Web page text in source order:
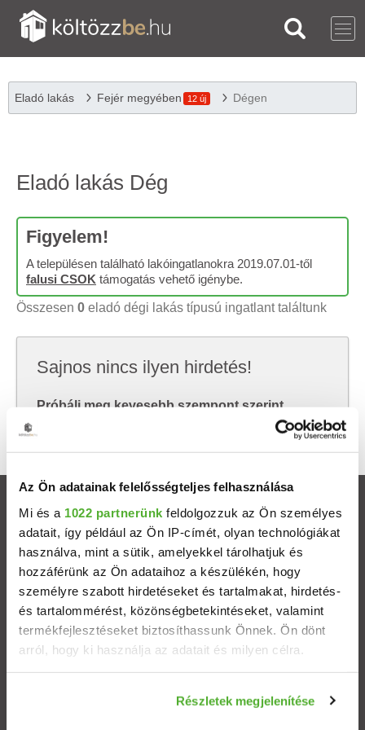
Az Ön adatainak felelősségteljes felhasználása
Mi és a 1022 partnerünk feldolgozzuk az Ön személyes
adatait, így például az Ön IP-címét, olyan technológiákat
használva, mint a sütik, amelyekkel tárolhatjuk és
hozzáférünk az Ön adataihoz a készülékén, hogy
személyre szabott hirdetéseket és tartalmakat, hirdetés-
és tartalommérést, közönségbetekintéseket, valamint
termékfejlesztéseket biztosíthassunk Önnek. Ön dönt
arról, hogy ki használja az adatait és milyen célra.
Információgyűjtés az Ön földrajzi elhelyezkedéséről
Részletek megjelenítése
Eladó lakás Fejér megyében 12 új Dégen
Eladó lakás Dég
Figyelem!
A településen található lakóingatlanokra 2019.07.01-től
falusi CSOK támogatás vehető igénybe.
Összesen 0 eladó dégi lakás típusú ingatlant találtunk
Sajnos nincs ilyen hirdetés!
Próbálj meg kevesebb szempont szerint
keresni, hátha akkor megtalálod, amit keresel.
Ingatlanok
Eladó házak
Eladó lakások
Települések